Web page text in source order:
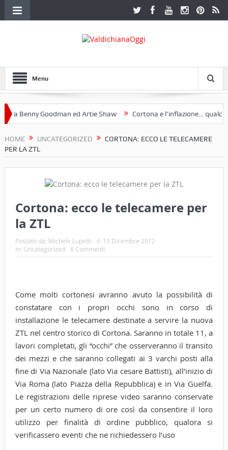
Menu
a Benny Goodman ed Artie Shaw Cortona e l’inflazione… qualche
HOME UNCATEGORIZED
CORTONA: ECCO LE TELECAMERE
PER LA ZTL
Cortona: ecco le telecamere per
la ZTL
Postato da: Michele Lupetti il: 13 Dicembre 2012
In: Uncategorized 6 Commenti
Come molti cortonesi avranno avuto la possibilità di
constatare con i propri occhi sono in corso di
installazione le telecamere destinate a servire la nuova
ZTL nel centro storico di Cortona. Saranno in totale 11, a
lavori completati, gli “occhi” che osserveranno il transito
dei mezzi e che saranno collegati ai 3 varchi posti alla
fine di Via Nazionale (lato Via cesare Battisti), all’inizio di
Via Roma (lato Piazza della Repubblica) e in Via Guelfa.
Le registrazioni delle riprese video saranno conservate
per un certo numero di ore così da consentire il loro
utilizzo per finalità di ordine pubblico, qualora si
verificassero eventi che ne richiedessero l’uso